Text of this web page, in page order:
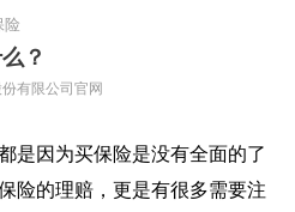
险
？
有限公司官网
是因为买保险是没有全面的了
险的理赔，更是有很多需要注